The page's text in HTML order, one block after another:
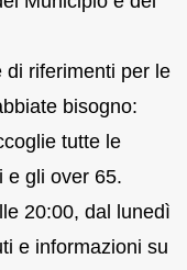
di riferimenti per le
bisogno:
tutte le
e gli over 65.
20:00, dal lunedì
e informazioni su